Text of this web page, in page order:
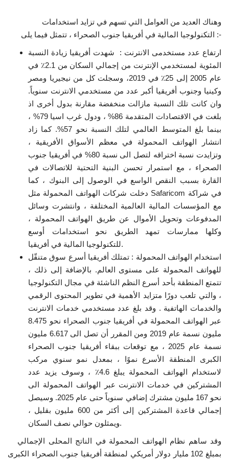
وهناك العديد من العوامل التي تسهم في تزايد استخدامات
التكنولوجيا المالية في أفريقيا جنوب الصحراء ، تتمثل فيما يلى :-
ارتفاع عدد مستخدمى الانترنت : شهدت أفريقيا زيادة النسبة
المئوية لمستخدمي الإنترنت من إجمالي السكان من 2.1٪ في
عام 2005 إلى 25٪ في 2019، وسجلت كل من نيجيريا ومصر
وكينيا وجنوب أفريقيا أكبر عدد من مستخدمي الانترنت سنوياً.
وان كانت تلك النسبة مازالت منخفضة مقارنة بدول أخرى اذ
بلغت في الاقتصادات المتقدمة 86% ، ودول غرب اسيا 79% ،
بينما بلغ المتوسط العالمي لتلك النسبة نحو 57%. كما زاد
انتشار الهواتف المحمولة في معظم الأسواق الأفريقية ،
وتزايدت نسبة اختراقه لتصل الى نسبة 80% في أفريقيا جنوب
الصحراء ، مع استمرار تحسن البنية التحتية للاتصالات في
القارة بسبب النقص الواسع في الوصول إلى البنوك ، كما
دخلت شركات الهواتف المحمولة مثل Safaricom في شراكة
مع المؤسسات المالية العالمية المختلفة ، وانتشرت وسائل
المدفوعات وتحويل الأموال عن طريق الهواتف المحمولة ،
وكلها ممارسات تمهد الطريق نحو استخدامات أوسع
للتكنولوجيا المالية في أفريقيا.
استخدام الهواتف المحمولة : تمتلك أفريقيا أسرع سوق متنقّل
للهواتف المحمولة على مستوى العالم. بالإضافة إلى ذلك ،
تتمتع المنطقة بأحد أسرع النظم الناشئة في مجال التكنولوجيا
، والتي تلعب دورًا متزايد الأهمية في تطوير المحتوى الرقمي
والخدمات الهاتفية . وقد بلغ عدد مستخدمي خدمات الانترنت
عبر الهواتف المحمولة في أفريقيا جنوب الصحراء نحو 8.475
مليون نسمة عام 2019 ومن المقرر أن تصل الى 6.617 مليون
نسمة عام 2025 ، مع توقعات ببقاء أفريقيا جنوب الصحراء
الكبرى المنطقة الأسرع نموًا ، بمعدل نمو سنوي مركب
لاستخدام الهواتف المحمولة يبلغ 4.6٪ ، وسوف يزيد عدد
المشتركين في خدمات الانترنت عبر الهواتف المحمولة الى
نحو 167 مليون مشترك إضافي سنوياً حتى عام 2025. وسيصل
إجمالي قاعدة المشتركين إلى أكثر من 600 مليون بقليل ،
ويمثلون حوالي نصف السكان.
بمبلغ 102 مليار دولار أمريكي لمنطقة أفريقيا جنوب الصحراء الكبرى